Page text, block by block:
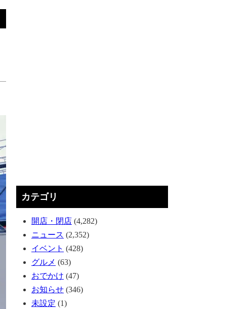
カテゴリ
開店・閉店 (4,282)
ニュース (2,352)
イベント (428)
グルメ (63)
おでかけ (47)
お知らせ (346)
未設定 (1)